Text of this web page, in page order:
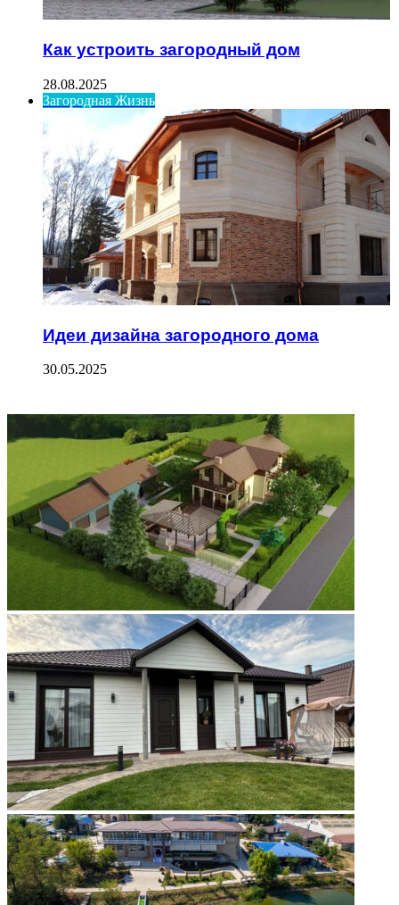
Как устроить загородный дом
28.08.2025
Загородная Жизнь
Идеи дизайна загородного дома
30.05.2025